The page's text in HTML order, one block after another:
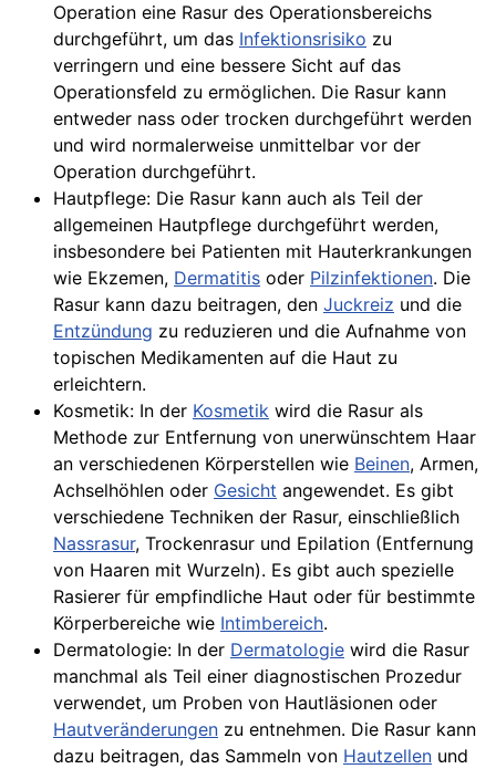
Operation eine Rasur des Operationsbereichs
durchgeführt, um das Infektionsrisiko zu
verringern und eine bessere Sicht auf das
Operationsfeld zu ermöglichen. Die Rasur kann
entweder nass oder trocken durchgeführt werden
und wird normalerweise unmittelbar vor der
Operation durchgeführt.
Hautpflege: Die Rasur kann auch als Teil der
allgemeinen Hautpflege durchgeführt werden,
insbesondere bei Patienten mit Hauterkrankungen
wie Ekzemen, Dermatitis oder Pilzinfektionen. Die
Rasur kann dazu beitragen, den Juckreiz und die
Entzündung zu reduzieren und die Aufnahme von
topischen Medikamenten auf die Haut zu
erleichtern.
Kosmetik: In der Kosmetik wird die Rasur als
Methode zur Entfernung von unerwünschtem Haar
an verschiedenen Körperstellen wie Beinen, Armen,
Achselhöhlen oder Gesicht angewendet. Es gibt
verschiedene Techniken der Rasur, einschließlich
Nassrasur, Trockenrasur und Epilation (Entfernung
von Haaren mit Wurzeln). Es gibt auch spezielle
Rasierer für empfindliche Haut oder für bestimmte
Körperbereiche wie Intimbereich.
Dermatologie: In der Dermatologie wird die Rasur
manchmal als Teil einer diagnostischen Prozedur
verwendet, um Proben von Hautläsionen oder
Hautveränderungen zu entnehmen. Die Rasur kann
dazu beitragen, das Sammeln von Hautzellen und